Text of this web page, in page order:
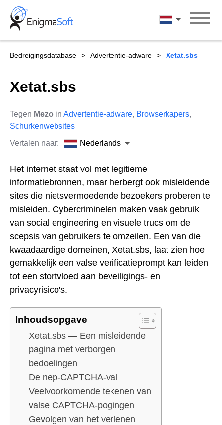
Skip
content
Nederlands
Bedreigingsdatabase Advertentie-adware Xetat.sbs
Xetat.sbs
Tegen Mezo in Advertentie-adware, Browserkapers,
Schurkenwebsites
Vertalen naar:
Nederlands
Het internet staat vol met legitieme
informatiebronnen, maar herbergt ook misleidende
sites die nietsvermoedende bezoekers proberen te
misleiden. Cybercriminelen maken vaak gebruik
van social engineering en visuele trucs om de
scepsis van gebruikers te omzeilen. Een van die
kwaadaardige domeinen, Xetat.sbs, laat zien hoe
gemakkelijk een valse verificatieprompt kan leiden
tot een stortvloed aan beveiligings- en
privacyrisico's.
Inhoudsopgave
Xetat.sbs — Een misleidende
pagina met verborgen
bedoelingen
De nep-CAPTCHA-val
Veelvoorkomende tekenen van
valse CAPTCHA-pogingen
Gevolgen van het verlenen